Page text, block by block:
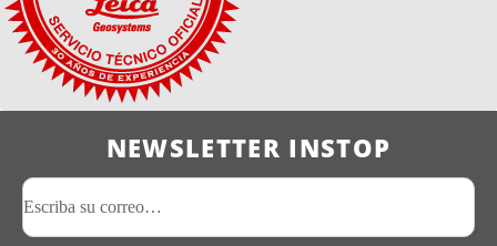
NEWSLETTER INSTOP